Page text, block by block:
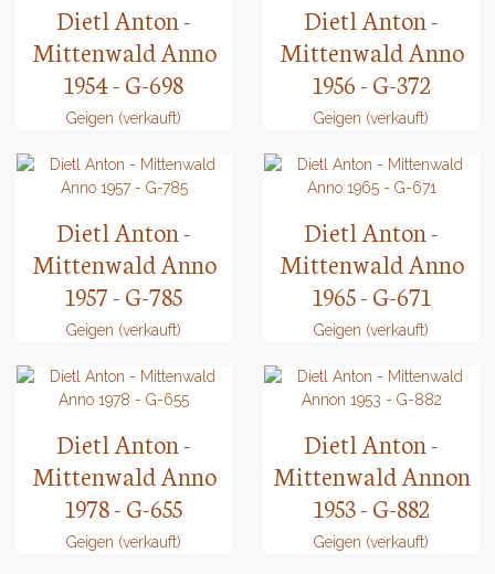
Dietl Anton -
Mittenwald Anno
1954 - G-698
Geigen (verkauft)
Dietl Anton -
Mittenwald Anno
1956 - G-372
Geigen (verkauft)
Dietl Anton -
Mittenwald Anno
1957 - G-785
Geigen (verkauft)
Dietl Anton -
Mittenwald Anno
1965 - G-671
Geigen (verkauft)
Dietl Anton -
Mittenwald Anno
1978 - G-655
Geigen (verkauft)
Dietl Anton -
Mittenwald Annon
1953 - G-882
Geigen (verkauft)